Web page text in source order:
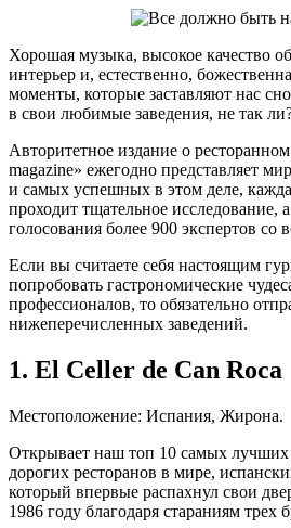
Хорошая музыка, высокое качество
интерьер и, естественно,
моменты, которые заставляют нас
в свои любимые заведения, не так
Авторитетное издание о
magazine» ежегодно представляет
и самых успешных в этом деле,
проходит тщательное исследование,
голосования более 900 экспертов со
Если вы считаете себя настоящим
попробовать гастрономические
профессионалов, то обязательно
нижеперечисленных заведений.
1. El Celler de Can Roca
Местоположение: Испания, Жирона.
Открывает наш топ 10 самых лучших
дорогих ресторанов в мире,
который впервые распахнул свои
1986 году благодаря стараниям трех